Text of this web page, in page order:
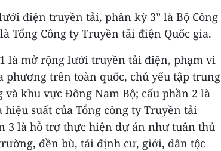
điện truyền tải, phân kỳ 3” là Bộ Công
Tổng Công ty Truyền tải điện Quốc gia.
là mở rộng lưới truyền tải điện, phạm vi
phương trên toàn quốc, chủ yếu tập trung
khu vực Đông Nam Bộ; cấu phần 2 là
suất của Tổng công ty Truyền tải
3 là hỗ trợ thực hiện dự án như tuân thủ
đền bù, tái định cư, giới, dân tộc